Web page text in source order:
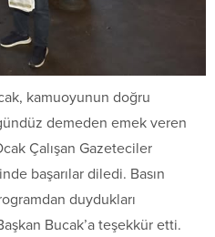
kamuoyunun doğru
demeden emek veren
Çalışan Gazeteciler
başarılar diledi. Basın
duydukları
Bucak’a teşekkür etti.